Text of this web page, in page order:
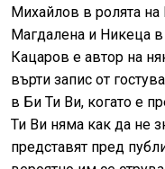
Михайлов в ролята
Магдалена и Никеца
Кацаров е автор на
върти запис от
в Би Ти Ви, когато е
Ти Ви няма как да не
представят пред